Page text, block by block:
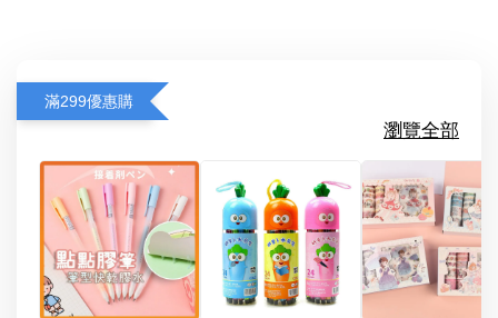
滿299優惠購
瀏覽全部